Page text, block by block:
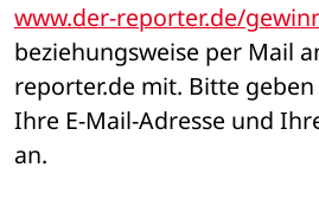
www.der-reporter.de/
beziehungsweise per Mail
reporter.de mit. Bitte
Ihre E-Mail-Adresse und
an.